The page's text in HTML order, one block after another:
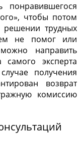
чтобы потом
трудных
не помог или
направить
эксперта
получения
возврат
комиссию